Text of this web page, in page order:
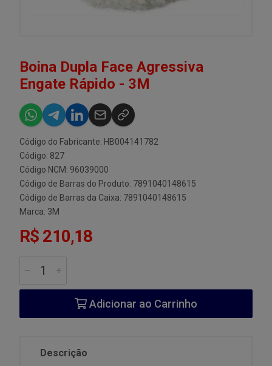
Boina Dupla Face Agressiva
Engate Rápido - 3M
Código do Fabricante: HB004141782
Código: 827
Código NCM: 96039000
Código de Barras do Produto: 7891040148615
Código de Barras da Caixa: 7891040148615
Marca: 3M
R$ 210,18
Adicionar ao Carrinho
Descrição